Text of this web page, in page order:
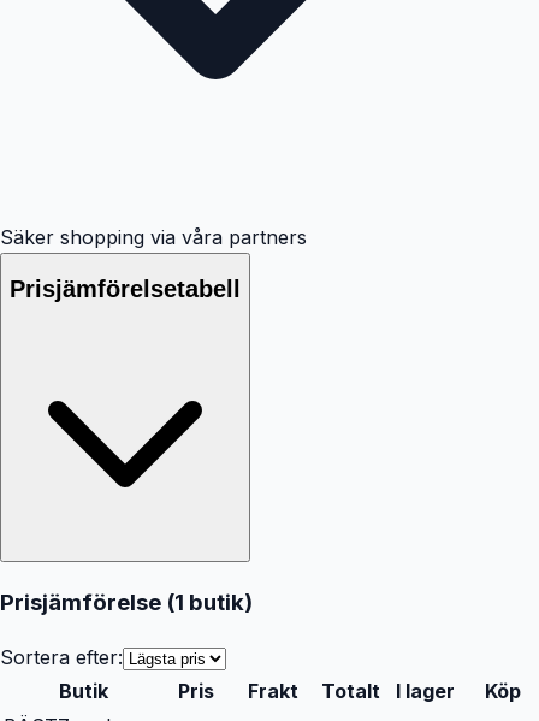
Säker shopping via våra partners
Prisjämförelsetabell
Prisjämförelse (1 butik)
Sortera efter:
Butik
Pris Frakt Totalt I lager
Köp